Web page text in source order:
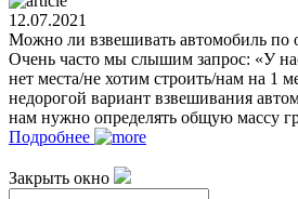
12.07.2021
Можно ли взвешивать автомобиль по
Очень часто мы слышим запрос: «У
нет места/не хотим строить/нам на 1
недорогой вариант взвешивания
нам нужно определять общую массу
Подробнее
Закрыть окно